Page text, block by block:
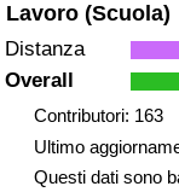
Lavoro (Scuola)
Distanza
Overall
Contributori: 163
Ultimo
Questi dati sono